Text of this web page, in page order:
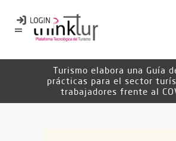
Turismo elabora una Guía
prácticas para el sector
trabajadores frente al